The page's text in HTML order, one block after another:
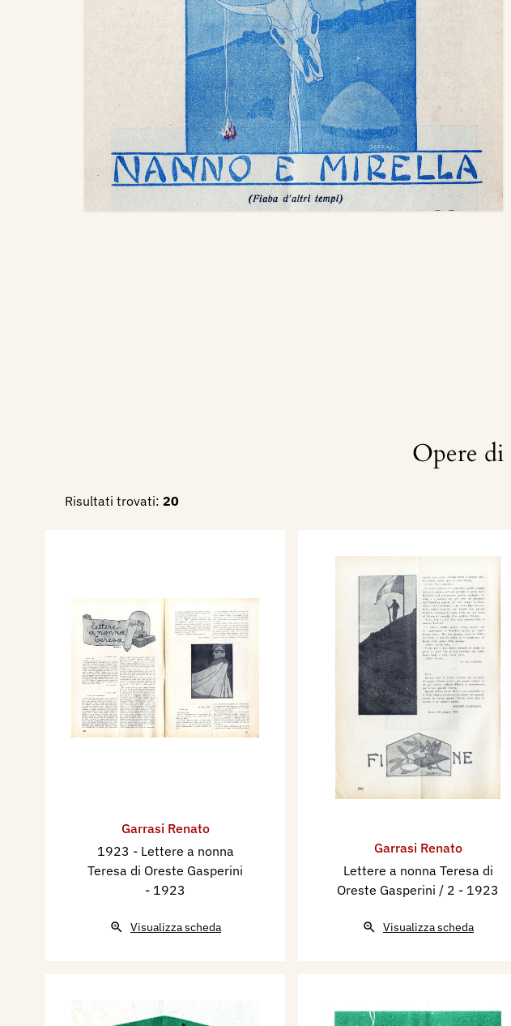
Opere di
Risultati trovati: 20
Garrasi Renato
1923 - Lettere a nonna
Teresa di Oreste Gasperini
- 1923
Visualizza scheda
Garrasi Renato
Lettere a nonna Teresa di
Oreste Gasperini / 2 - 1923
Visualizza scheda